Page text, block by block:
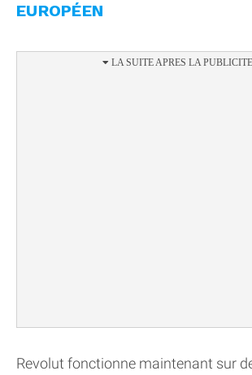
EUROPÉEN
Revolut fonctionne maintenant sur